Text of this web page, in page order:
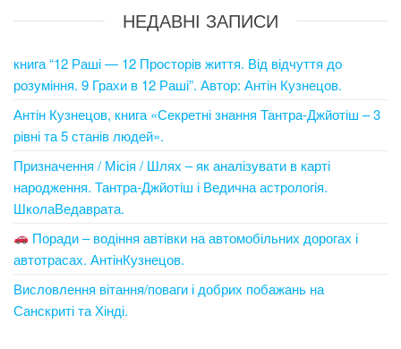
НЕДАВНІ ЗАПИСИ
книга “12 Раші — 12 Просторів життя. Від відчуття до
розуміння. 9 Грахи в 12 Раші”. Автор: Антін Кузнецов.
Антін Кузнецов, книга «Секретні знання Тантра-Джйотіш – 3
рівні та 5 станів людей».
Призначення / Місія / Шлях – як аналізувати в карті
народження. Тантра-Джйотіш і Ведична астрологія.
ШколаВедаврата.
Поради – водіння автівки на автомобільних дорогах і
автотрасах. АнтінКузнецов.
Висловлення вітання/поваги і добрих побажань на
Санскриті та Хінді.